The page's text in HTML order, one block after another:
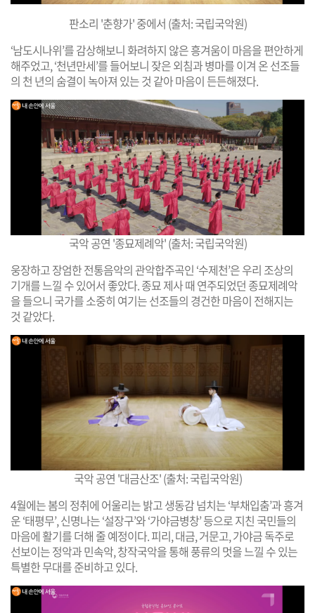
판소리 '춘향가' 중에서 (출처: 국립국악원)
‘남도시나위’를 감상해보니 화려하지 않은 흥겨움이 마음을 편안하게
해주었고, ‘천년만세’를 들어보니 잦은 외침과 병마를 이겨 온 선조들
의 천 년의 숨결이 녹아져 있는 것 같아 마음이 든든해졌다.
국악 공연 '종묘제례악' (출처: 국립국악원)
웅장하고 장엄한 전통음악의 관악합주곡인 ‘수제천’은 우리 조상의
기개를 느낄 수 있어서 좋았다. 종묘 제사 때 연주되었던 종묘제례악
을 들으니 국가를 소중히 여기는 선조들의 경건한 마음이 전해지는
것 같았다.
국악 공연 '대금산조' (출처: 국립국악원)
4월에는 봄의 정취에 어울리는 밝고 생동감 넘치는 ‘부채입춤’과 흥겨
운 ‘태평무’, 신명나는 ‘설장구’와 ‘가야금병창’ 등으로 지친 국민들의
마음에 활기를 더해 줄 예정이다. 피리, 대금, 거문고, 가야금 독주로
선보이는 정악과 민속악, 창작국악을 통해 풍류의 멋을 느낄 수 있는
특별한 무대를 준비하고 있다.